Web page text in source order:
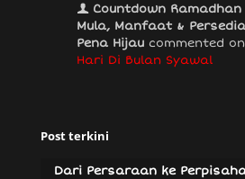
Countdown
Mula, Manfaat &
Pena Hijau commented on
Hari Di Bulan Syawal
Post terkini
Dari Persaraan ke